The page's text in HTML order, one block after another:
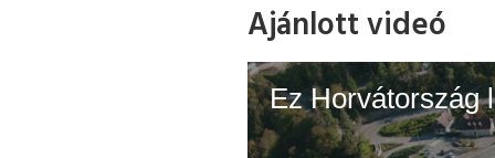
Ajánlott videó
Ez Horvátország